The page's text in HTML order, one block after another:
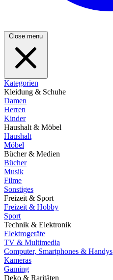
Close menu
Kategorien
Kleidung & Schuhe
Damen
Herren
Kinder
Haushalt & Möbel
Haushalt
Möbel
Bücher & Medien
Bücher
Musik
Filme
Sonstiges
Freizeit & Sport
Freizeit & Hobby
Sport
Technik & Elektronik
Elektrogeräte
TV & Multimedia
Computer, Smartphones & Handys
Kameras
Gaming
Deko & Raritäten